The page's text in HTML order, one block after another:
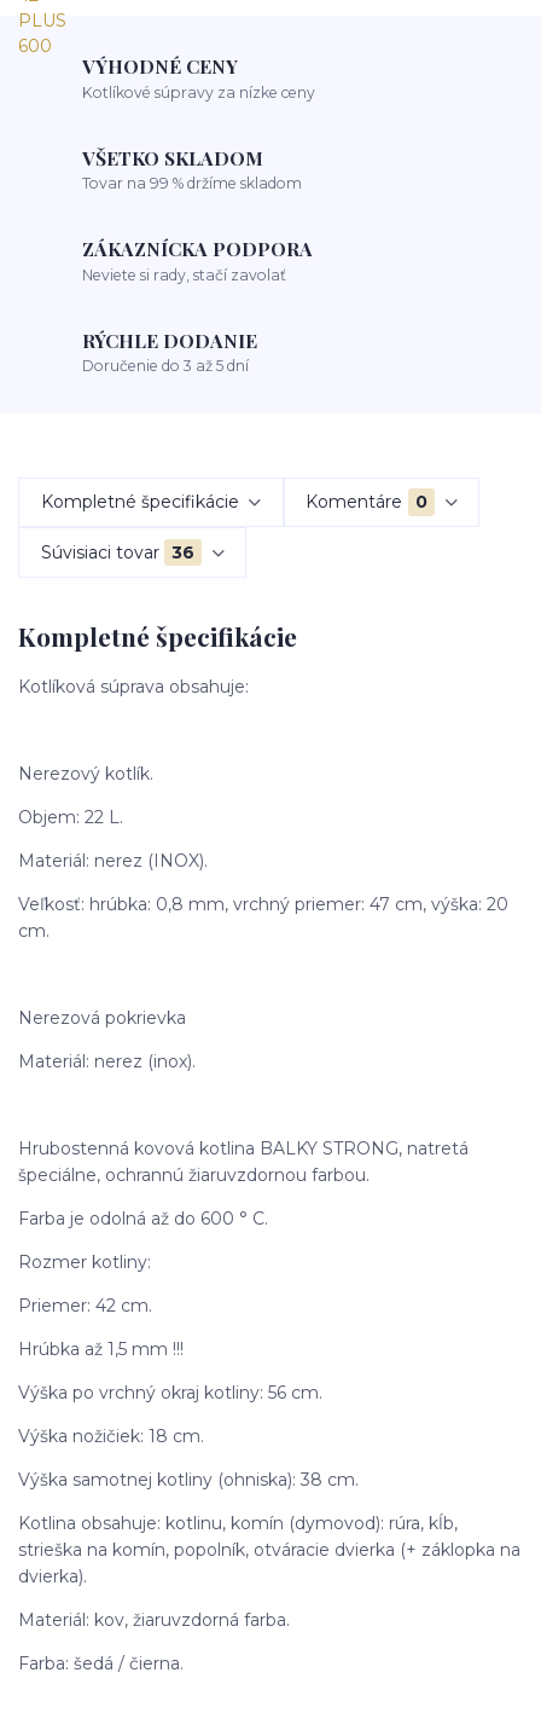
VÝHODNÉ CENY
Kotlíkové súpravy za nízke ceny
VŠETKO SKLADOM
Tovar na 99 % držíme skladom
ZÁKAZNÍCKA PODPORA
Neviete si rady, stačí zavolať
RÝCHLE DODANIE
Doručenie do 3 až 5 dní
Kompletné špecifikácie Komentáre 0
Súvisiaci tovar 36
Kompletné špecifikácie
Kotlíková súprava obsahuje:
Nerezový kotlík.
Objem: 22 L.
Materiál: nerez (INOX).
Veľkosť: hrúbka: 0,8 mm, vrchný priemer: 47 cm, výška: 20
cm.
Nerezová pokrievka
Materiál: nerez (inox).
Hrubostenná kovová kotlina BALKY STRONG, natretá
špeciálne, ochrannú žiaruvzdornou farbou.
Farba je odolná až do 600 ° C.
Rozmer kotliny:
Priemer: 42 cm.
Hrúbka až 1,5 mm !!!
Výška po vrchný okraj kotliny: 56 cm.
Výška nožičiek: 18 cm.
Výška samotnej kotliny (ohniska): 38 cm.
Kotlina obsahuje: kotlinu, komín (dymovod): rúra, kĺb,
strieška na komín, popolník, otváracie dvierka (+ záklopka na
dvierka).
Materiál: kov, žiaruvzdorná farba.
Farba: šedá / čierna.